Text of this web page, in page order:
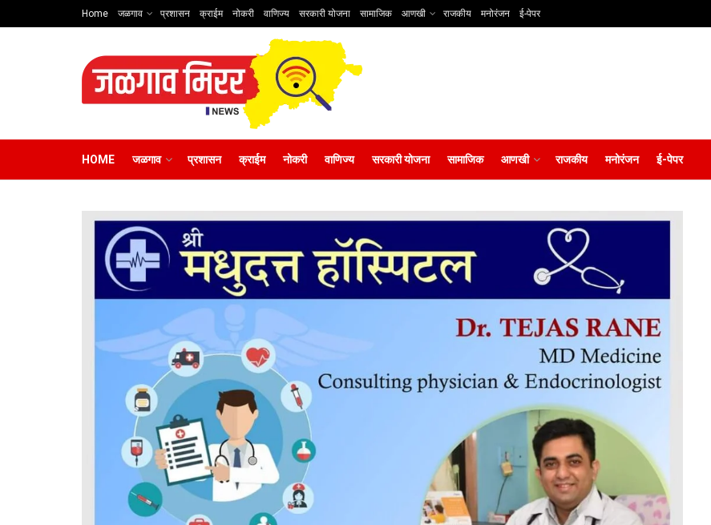
Home जळगाव प्रशासन क्राईम नोकरी वाणिज्य सरकारी योजना सामाजिक आणखी राजकीय मनोरंजन ई-पेपर
HOME जळगाव प्रशासन क्राईम नोकरी वाणिज्य सरकारी योजना सामाजिक आणखी राजकीय मनोरंजन ई-पेपर